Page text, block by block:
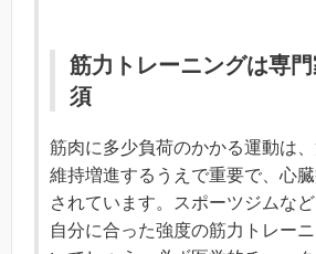
筋力トレーニングは専
須
筋肉に多少負荷のかかる運動は
維持増進するうえで重要で、心
されています。スポーツジムなど
自分に合った強度の筋力トレー